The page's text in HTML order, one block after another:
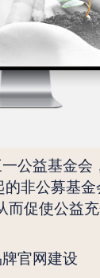
公益基金会
非公募基
而促使公益
官网建设